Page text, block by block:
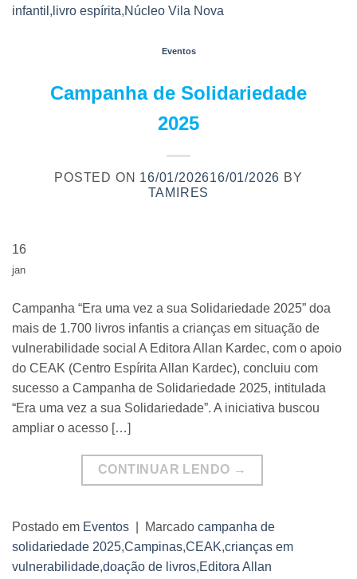
infantil , livro espírita,Núcleo Vila Nova
Eventos
Campanha de Solidariedade
2025
POSTED ON 16/01/202616/01/2026 BY
TAMIRES
16
jan
Campanha “Era uma vez a sua Solidariedade 2025” doa
mais de 1.700 livros infantis a crianças em situação de
vulnerabilidade social A Editora Allan Kardec, com o apoio
do CEAK (Centro Espírita Allan Kardec), concluiu com
sucesso a Campanha de Solidariedade 2025, intitulada
“Era uma vez a sua Solidariedade”. A iniciativa buscou
ampliar o acesso […]
CONTINUAR LENDO →
Postado em Eventos Marcado campanha de
solidariedade 2025,Campinas,CEAK,crianças em
vulnerabilidade,doação de livros,Editora Allan